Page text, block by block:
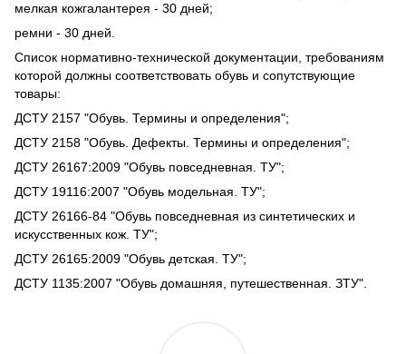
мелкая кожгалантерея - 30 дней;
ремни - 30 дней.
Список нормативно-технической документации, требованиям
которой должны соответствовать обувь и сопутствующие
товары:
ДСТУ 2157 "Обувь. Термины и определения";
ДСТУ 2158 "Обувь. Дефекты. Термины и определения";
ДСТУ 26167:2009 "Обувь повседневная. ТУ";
ДСТУ 19116:2007 "Обувь модельная. ТУ";
ДСТУ 26166-84 "Обувь повседневная из синтетических и
искусственных кож. ТУ";
ДСТУ 26165:2009 "Обувь детская. ТУ";
ДСТУ 1135:2007 "Обувь домашняя, путешественная. ЗТУ".